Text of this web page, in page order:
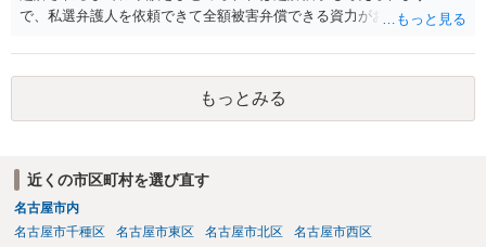
で、私選弁護人を依頼できて全額被害弁償できる資力がお有りなので
めいたします。起訴されてしまうと前科はついてしまう可能性が極め
て高いので、被害金額はさほど大きくなく初犯で起訴猶予の可能性が
あり得る事案なのであれば、起訴までの弁護活動が極めて重要です。
もちろん国選弁護人であってもできるかぎり最善を尽くす弁護士が大
り、示談をまとめられる可能性が高くなる傾向は否定できないように
思われます。
もっとみる
近くの市区町村を選び直す
名古屋市内
名古屋市千種区
名古屋市東区 名古屋市北区
名古屋市西区